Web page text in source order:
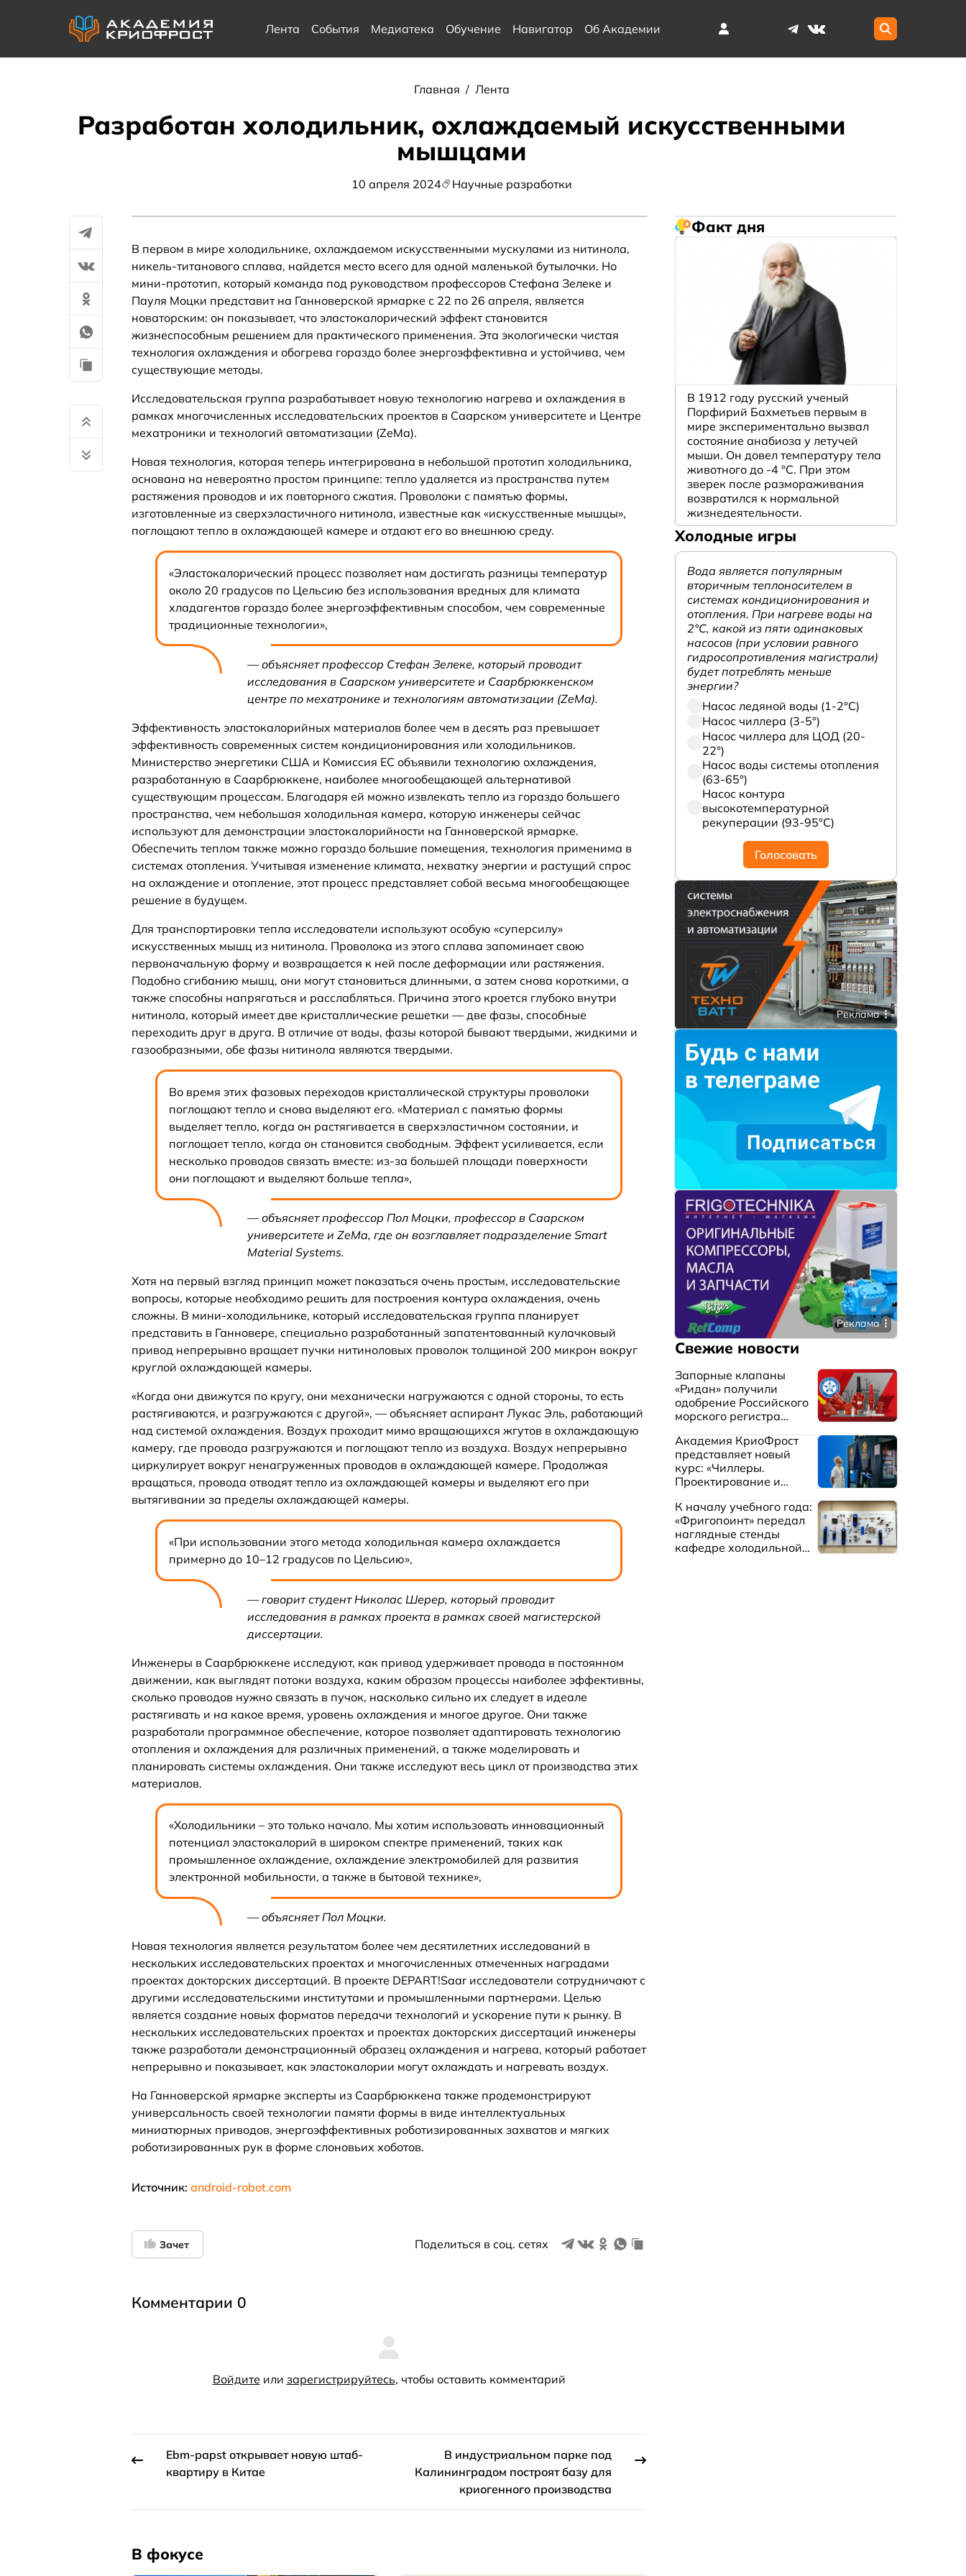
Лента События Медиатека Обучение Навигатор Об Академии
Главная / Лента
Разработан холодильник, охлаждаемый искусственными
мышцами
10 апреля 2024 Научные разработки
В первом в мире холодильнике, охлаждаемом искусственными мускулами из нитинола,
никель-титанового сплава, найдется место всего для одной маленькой бутылочки. Но
мини-прототип, который команда под руководством профессоров Стефана Зелеке и
Пауля Моцки представит на Ганноверской ярмарке с 22 по 26 апреля, является
новаторским: он показывает, что эластокалорический эффект становится
жизнеспособным решением для практического применения. Эта экологически чистая
технология охлаждения и обогрева гораздо более энергоэффективна и устойчива, чем
существующие методы.
Исследовательская группа разрабатывает новую технологию нагрева и охлаждения в
рамках многочисленных исследовательских проектов в Саарском университете и Центре
мехатроники и технологий автоматизации (ZeMa).
Новая технология, которая теперь интегрирована в небольшой прототип холодильника,
основана на невероятно простом принципе: тепло удаляется из пространства путем
растяжения проводов и их повторного сжатия. Проволоки с памятью формы,
изготовленные из сверхэластичного нитинола, известные как «искусственные мышцы»,
поглощают тепло в охлаждающей камере и отдают его во внешнюю среду.
«Эластокалорический процесс позволяет нам достигать разницы температур
около 20 градусов по Цельсию без использования вредных для климата
хладагентов гораздо более энергоэффективным способом, чем современные
традиционные технологии»,
— объясняет профессор Стефан Зелеке, который проводит
исследования в Саарском университете и Саарбрюккенском
центре по мехатронике и технологиям автоматизации (ZeMa).
Эффективность эластокалорийных материалов более чем в десять раз превышает
эффективность современных систем кондиционирования или холодильников.
Министерство энергетики США и Комиссия ЕС объявили технологию охлаждения,
разработанную в Саарбрюккене, наиболее многообещающей альтернативой
существующим процессам. Благодаря ей можно извлекать тепло из гораздо большего
пространства, чем небольшая холодильная камера, которую инженеры сейчас
используют для демонстрации эластокалорийности на Ганноверской ярмарке.
Обеспечить теплом также можно гораздо большие помещения, технология применима в
системах отопления. Учитывая изменение климата, нехватку энергии и растущий спрос
на охлаждение и отопление, этот процесс представляет собой весьма многообещающее
решение в будущем.
Для транспортировки тепла исследователи используют особую «суперсилу»
искусственных мышц из нитинола. Проволока из этого сплава запоминает свою
первоначальную форму и возвращается к ней после деформации или растяжения.
Подобно сгибанию мышц, они могут становиться длинными, а затем снова короткими, а
также способны напрягаться и расслабляться. Причина этого кроется глубоко внутри
нитинола, который имеет две кристаллические решетки — две фазы, способные
переходить друг в друга. В отличие от воды, фазы которой бывают твердыми, жидкими и
газообразными, обе фазы нитинола являются твердыми.
Во время этих фазовых переходов кристаллической структуры проволоки
поглощают тепло и снова выделяют его. «Материал с памятью формы
выделяет тепло, когда он растягивается в сверхэластичном состоянии, и
поглощает тепло, когда он становится свободным. Эффект усиливается, если
несколько проводов связать вместе: из-за большей площади поверхности
они поглощают и выделяют больше тепла»,
— объясняет профессор Пол Моцки, профессор в Саарском
университете и ZeMa, где он возглавляет подразделение Smart
Material Systems.
Хотя на первый взгляд принцип может показаться очень простым, исследовательские
вопросы, которые необходимо решить для построения контура охлаждения, очень
сложны. В мини-холодильнике, который исследовательская группа планирует
представить в Ганновере, специально разработанный запатентованный кулачковый
привод непрерывно вращает пучки нитиноловых проволок толщиной 200 микрон вокруг
круглой охлаждающей камеры.
«Когда они движутся по кругу, они механически нагружаются с одной стороны, то есть
растягиваются, и разгружаются с другой», — объясняет аспирант Лукас Эль, работающий
над системой охлаждения. Воздух проходит мимо вращающихся жгутов в охлаждающую
камеру, где провода разгружаются и поглощают тепло из воздуха. Воздух непрерывно
циркулирует вокруг ненагруженных проводов в охлаждающей камере. Продолжая
вращаться, провода отводят тепло из охлаждающей камеры и выделяют его при
вытягивании за пределы охлаждающей камеры.
«При использовании этого метода холодильная камера охлаждается
примерно до 10–12 градусов по Цельсию»,
— говорит студент Николас Шерер, который проводит
исследования в рамках проекта в рамках своей магистерской
диссертации.
Инженеры в Саарбрюккене исследуют, как привод удерживает провода в постоянном
движении, как выглядят потоки воздуха, каким образом процессы наиболее эффективны,
сколько проводов нужно связать в пучок, насколько сильно их следует в идеале
растягивать и на какое время, уровень охлаждения и многое другое. Они также
разработали программное обеспечение, которое позволяет адаптировать технологию
отопления и охлаждения для различных применений, а также моделировать и
планировать системы охлаждения. Они также исследуют весь цикл от производства этих
материалов.
«Холодильники – это только начало. Мы хотим использовать инновационный
потенциал эластокалорий в широком спектре применений, таких как
промышленное охлаждение, охлаждение электромобилей для развития
электронной мобильности, а также в бытовой технике»,
— объясняет Пол Моцки.
Новая технология является результатом более чем десятилетних исследований в
нескольких исследовательских проектах и многочисленных отмеченных наградами
проектах докторских диссертаций. В проекте DEPART!Saar исследователи сотрудничают с
другими исследовательскими институтами и промышленными партнерами. Целью
является создание новых форматов передачи технологий и ускорение пути к рынку. В
нескольких исследовательских проектах и проектах докторских диссертаций инженеры
также разработали демонстрационный образец охлаждения и нагрева, который работает
непрерывно и показывает, как эластокалории могут охлаждать и нагревать воздух.
На Ганноверской ярмарке эксперты из Саарбрюккена также продемонстрируют
универсальность своей технологии памяти формы в виде интеллектуальных
миниатюрных приводов, энергоэффективных роботизированных захватов и мягких
роботизированных рук в форме слоновьих хоботов.
Источник: android-robot.com
Зачет Поделиться в соц. сетях
Комментарии 0
Войдите или зарегистрируйтесь, чтобы оставить комментарий
Ebm‑papst открывает новую штаб-
квартиру в Китае
В индустриальном парке под
Калининградом построят базу для
криогенного производства
В фокусе
Факт дня
В 1912 году русский ученый
Порфирий Бахметьев первым в
мире экспериментально вызвал
состояние анабиоза у летучей
мыши. Он довел температуру тела
животного до -4 °C. При этом
зверек после размораживания
возвратился к нормальной
жизнедеятельности.
Холодные игры
Вода является популярным
вторичным теплоносителем в
системах кондиционирования и
отопления. При нагреве воды на
2°С, какой из пяти одинаковых
насосов (при условии равного
гидросопротивления магистрали)
будет потреблять меньше
энергии?
Насос ледяной воды (1-2°С)
Насос чиллера (3-5°)
Насос чиллера для ЦОД (20-
22°)
Насос воды системы отопления
(63-65°)
Насос контура
высокотемпературной
рекуперации (93-95°С)
Голосовать
Реклама
Реклама
Свежие новости
Запорные клапаны
«Ридан» получили
одобрение Российского
морского регистра
Академия КриоФрост
представляет новый
курс: «Чиллеры.
Проектирование и
охлаждения жидкостей»
К началу учебного года:
«Фригопоинт» передал
наглядные стенды
кафедре холодильной